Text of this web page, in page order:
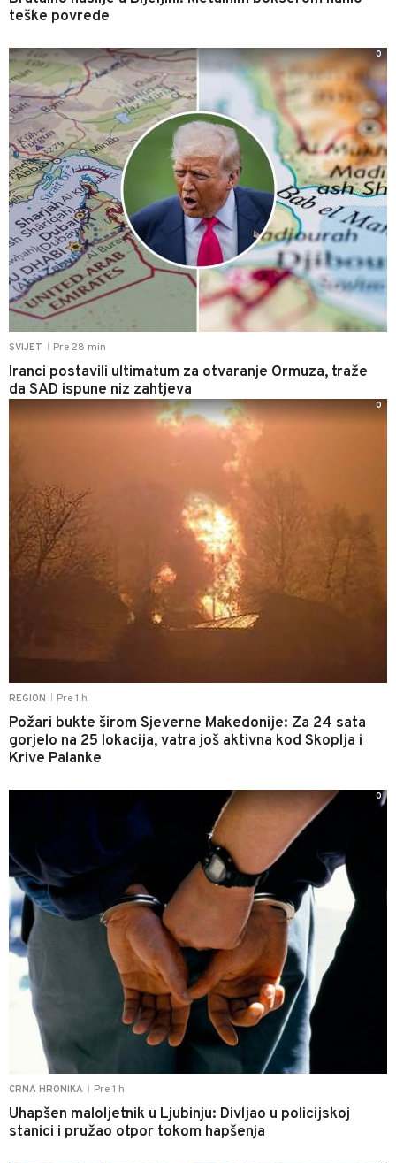
teške povrede
SVIJET Pre 28 min
Iranci postavili ultimatum za otvaranje Ormuza, traže
da SAD ispune niz zahtjeva
0
REGION Pre 1 h
Požari bukte širom Sjeverne Makedonije: Za 24 sata
gorjelo na 25 lokacija, vatra još aktivna kod Skoplja i
Krive Palanke
0
CRNA HRONIKA Pre 1 h
Uhapšen maloljetnik u Ljubinju: Divljao u policijskoj
stanici i pružao otpor tokom hapšenja
0